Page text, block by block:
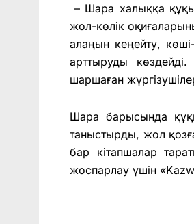
– Шара халыққа
жол-көлік
алаңын кеңейту,
арттыруды
шаршаған
Шара барысында
таныстырды, жол
бар кітапшалар
жоспарлау үшін